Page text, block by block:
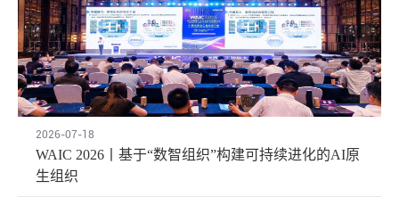
2026-07-18
WAIC 2026丨基于“数智组织”构建可持续进化的AI原
生组织